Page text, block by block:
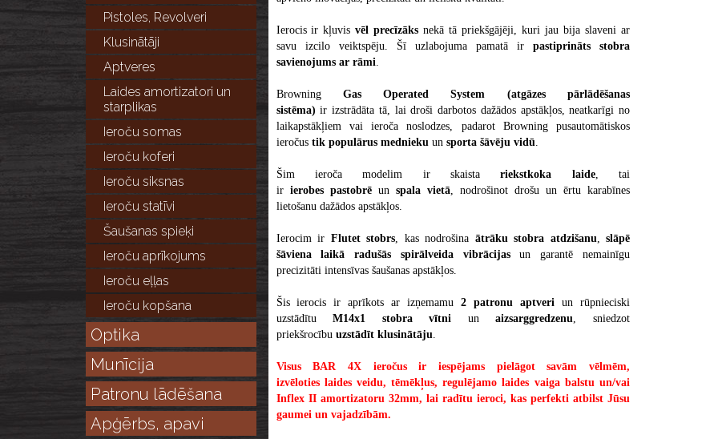
Pistoles, Revolveri
Klusinātāji
Aptveres
Laides amortizatori un
starplikas
Ieroču somas
Ieroču koferi
Ieroču siksnas
Ieroču statīvi
Šaušanas spieķi
Ieroču aprīkojums
Ieroču eļļas
Ieroču kopšana
Optika
Munīcija
Patronu lādēšana
Apģērbs, apavi
Ierocis ir kļuvisvēl precīzāks nekā tā priekšgājēji, kuri jau bija slaveni ar
savu izcilo veiktspēju. Šī uzlabojuma pamatā ir pastiprināts stobra
savienojums ar rāmi
Browning Gas Operated System (atgāzes pārlādēšanas
sistēma)ir izstrādāta tā, lai droši darbotos dažādos apstākļos, neatkarīgi no
laikapstākļiem vai ieroča noslodzes, padarot Browning pusautomātiskos
ieročus tik populārus mednieku un sporta šāvēju vidū
Šim ieroča modelim ir skaistariekstkoka laide, tai
irierobes pastobrē un spala vietā, nodrošinot drošu un ērtu karabīnes
lietošanu dažādos apstākļos.
Ierocim ir Flutet stobrs , kas nodrošina ātrāku stobra atdzišanu
slāpē
šāviena laikā radušās spirālveida vibrācijasun garantē nemainīgu
precizitāti intensīvas šaušanas apstākļos.
Šis ierocis ir aprīkots ar izņemamu2 patronu aptveri
un rūpnieciski
uzstādītuM14x1 stobra vītni unaizsarggredzenu , sniedzot
priekšrocību uzstādīt klusinātāju
Visus BAR 4X ieročus ir iespējams pielāgot savām vēlmēm,
izvēloties laides veidu, tēmēkļus, regulējamo laides vaiga balstu un/vai
Inflex II amortizatoru 32mm, lai radītu ieroci, kas perfekti atbilst Jūsu
gaumei un vajadzībām.